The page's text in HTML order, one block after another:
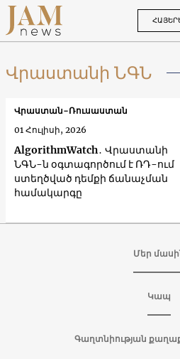
Վրաստանի ՆԳՆ
AlgorithmWatch․ Վրաստանի
ՆԳՆ-ն օգտագործում է ՌԴ-ում
ստեղծված դեմքի ճանաչման
համակարգը
Վրաստան-Ռուսաստան
01 Հուլիսի, 2026
Մեր
Կապ
Գաղտնիության